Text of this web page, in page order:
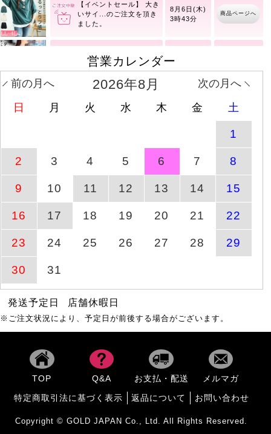
【イベントセール】 大き
いサイ
8月6日(木)
3時43分
商品ページへ
大きいサイズ レディース
接触
8月6日(木)
【イベントセール】 大き
いサイ
8月6日(木)
商品ページへ
レースフレアスリーブバ
ックギャザープルオーバ
ー
8月10日(月) 商品ページへ
リーブトップス
【イベントセール】 大き
商品ページへ
ドットフレアスリーブプ
接触
3時43分
商品ページへ
【イベントセール】 大き
いサイ
8月6日(木)
商品ページへ
営業カレンダー
前の月へ 次の月へ
2026年8月
日 月 火 水 木 金 土
1
2 3 4 5 6 7 8
9 10 11 12 13 14 15
16 17 18 19 20 21 22
23 24 25 26 27 28 29
30 31
発送予定日 店舗休暇日
※ご注文状況により、予定日が前後する場合がございます。
TOP Q&A お支払・配送 メルマガ
特定商取引法に基づく表示 返品について お問い合わせ
Copyright © GOLD JAPAN Co., Ltd. All Rights Reserved.